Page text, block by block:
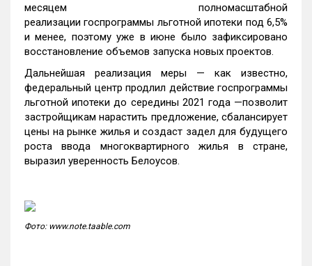
месяцем полномасштабной
реализации госпрограммы льготной ипотеки под 6,5%
и менее, поэтому уже в июне было зафиксировано
восстановление объемов запуска новых проектов.
Дальнейшая реализация меры — как известно,
федеральный центр продлил действие госпрограммы
льготной ипотеки до середины 2021 года —позволит
застройщикам нарастить предложение, сбалансирует
цены на рынке жилья и создаст задел для будущего
роста ввода многоквартирного жилья в стране,
выразил уверенность Белоусов.
Фото: www.note.taable.com